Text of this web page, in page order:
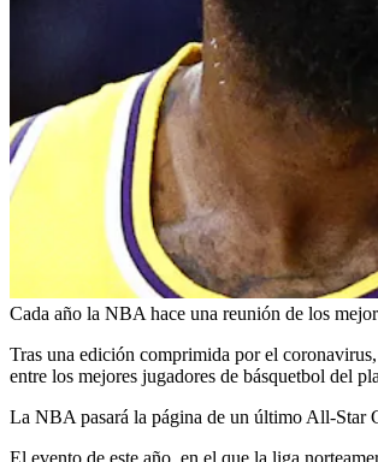
Cada año la NBA hace una reunión de los
Tras una edición comprimida por el
entre los mejores jugadores de básquetbol del
La NBA pasará la página de un último All-Star
El evento de este año, en el que la liga